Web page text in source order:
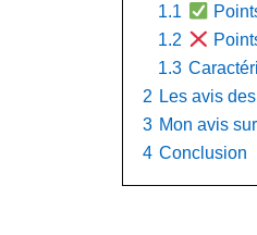
1.1
1.2
1.3
2 Les avis
3 Mon avis
4 Conclusion